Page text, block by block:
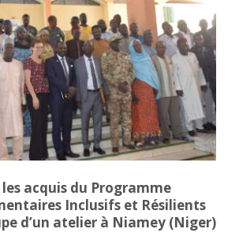
les acquis du Programme
Inclusifs et Résilients
d’un atelier à Niamey (Niger)